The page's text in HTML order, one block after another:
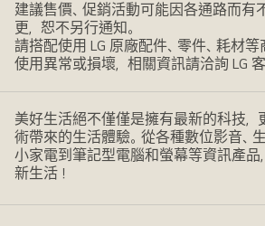
建議售價、促銷活動可能因各通路而有
更，恕不另行通知。
請搭配使用 LG 原廠配件、零件、耗材
使用異常或損壞，相關資訊請洽詢 LG 客
美好生活絕不僅僅是擁有最新的科技，
術帶來的生活體驗。從各種數位影音、生
小家電到筆記型電腦和螢幕等資訊產品
新生活！